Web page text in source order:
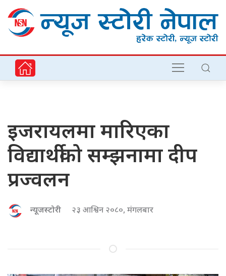
इजरायलमा मारिएका
विद्यार्थीको सम्झनामा दीप
प्रज्वलन
न्यूजस्टोरी २३ आश्विन २०८०, मंगलबार